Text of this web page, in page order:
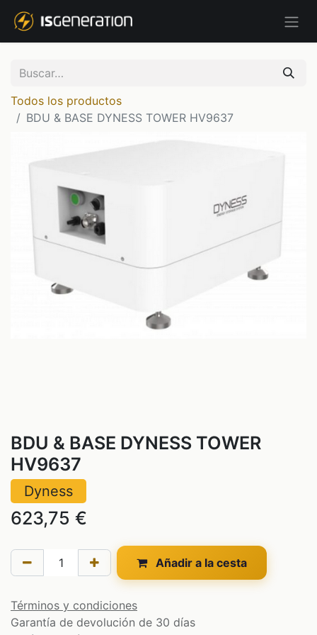
Todos los productos
BDU & BASE DYNESS TOWER HV9637
BDU & BASE DYNESS TOWER
HV9637
Dyness
623,75 €
Añadir a la cesta
Términos y condiciones
Garantía de devolución de 30 días